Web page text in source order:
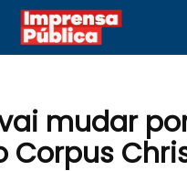
mudar
Corpus